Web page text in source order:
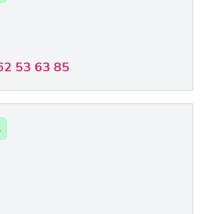
53 63 85